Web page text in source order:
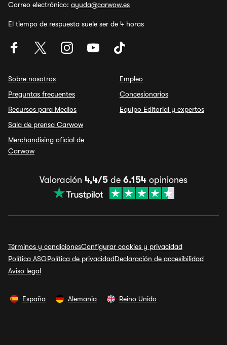
Correo electrónico: ayuda@carwow.es
El tiempo de respuesta suele ser de 4 horas
Sobre nosotros
Preguntas frecuentes
Recursos para Medios
Sala de prensa Carwow
Merchandising oficial de
Carwow
Empleo
Concesionarios
Equipo Editorial y expertos
Valoración 4,4/5 de 6.154 opiniones
Términos y condicionesConfigurar cookies y privacidad
Política ASGPolítica de privacidadDeclaración de accesibilidad
Aviso legal
España Alemania Reino Unido